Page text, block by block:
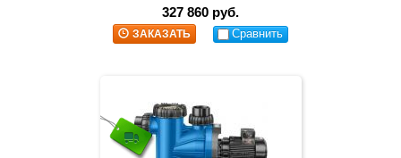
327 860 руб.
ЗАКАЗАТЬ Сравнить